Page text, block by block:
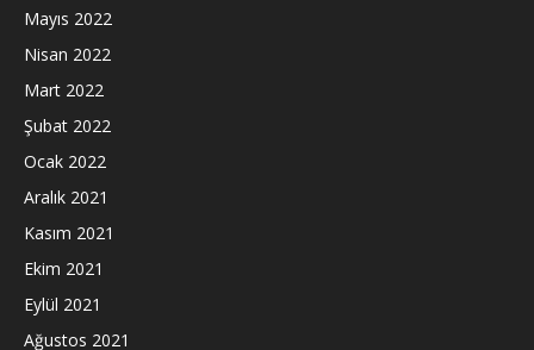
Mayıs 2022
Nisan 2022
Mart 2022
Şubat 2022
Ocak 2022
Aralık 2021
Kasım 2021
Ekim 2021
Eylül 2021
Ağustos 2021